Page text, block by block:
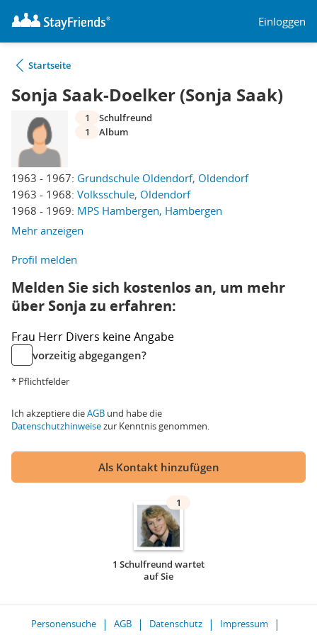
Einloggen
Startseite
Sonja Saak-Doelker (Sonja Saak)
1963 - 1967: Grundschule Oldendorf, Oldendorf
1963 - 1968: Volksschule, Oldendorf
1968 - 1969: MPS Hambergen, Hambergen
Mehr anzeigen
1
Schulfreund
1
Album
Profil melden
Melden Sie sich kostenlos an, um mehr
über Sonja zu erfahren:
Frau Herr Divers keine Angabe
vorzeitig abgegangen?
* Pflichtfelder
Ich akzeptiere dieAGB und habe die
Datenschutzhinweisezur Kenntnis genommen.
Als Kontakt hinzufügen
1
1 Schulfreund wartet
auf Sie
Personensuche AGB Datenschutz
Impressum